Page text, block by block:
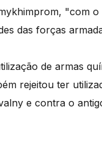
"com
das forças
de armas
rejeitou ter
e contra o